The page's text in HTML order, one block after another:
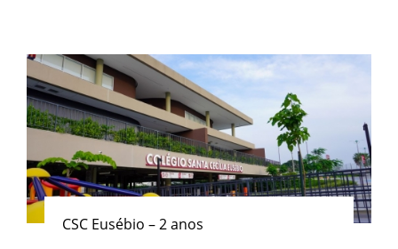
CSC Eusébio – 2 anos